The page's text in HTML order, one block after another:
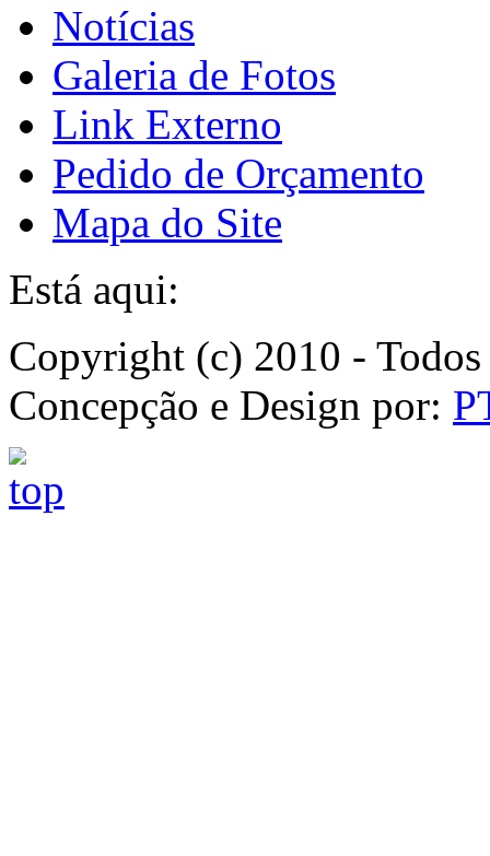
Notícias
Galeria de Fotos
Link Externo
Pedido de Orçamento
Mapa do Site
Está aqui:
Copyright (c) 2010 -
Concepção e Design por: